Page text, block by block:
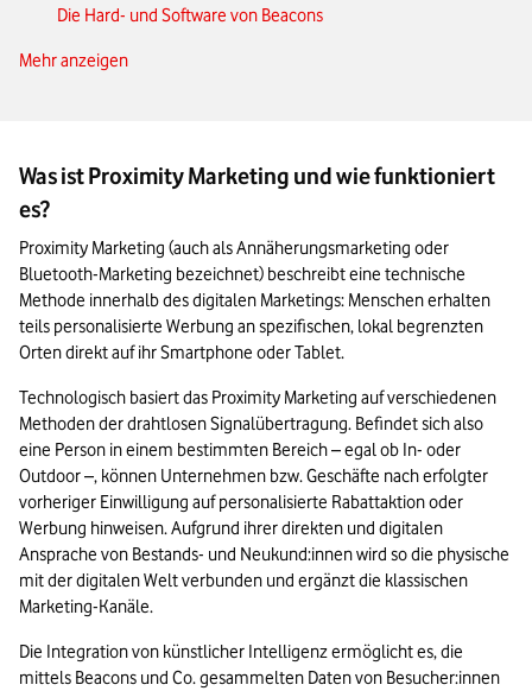
Die Hard- und Software von Beacons
Google Beacons & Co: Die Anbieter der Technik
Mehr anzeigen
Was ist Proximity Marketing und wie funktioniert
es?
Proximity Marketing (auch als Annäherungsmarketing oder
Bluetooth-Marketing bezeichnet) beschreibt eine technische
Methode innerhalb des digitalen Marketings: Menschen erhalten
teils personalisierte Werbung an spezifischen, lokal begrenzten
Orten direkt auf ihr Smartphone oder Tablet.
Technologisch basiert das Proximity Marketing auf verschiedenen
Methoden der drahtlosen Signalübertragung. Befindet sich also
eine Person in einem bestimmten Bereich – egal ob In- oder
Outdoor –, können Unternehmen bzw. Geschäfte nach erfolgter
vorheriger Einwilligung auf personalisierte Rabattaktion oder
Werbung hinweisen. Aufgrund ihrer direkten und digitalen
Ansprache von Bestands- und Neukund:innen wird so die physische
mit der digitalen Welt verbunden und ergänzt die klassischen
Marketing-Kanäle.
Die Integration von künstlicher Intelligenz ermöglicht es, die
mittels Beacons und Co. gesammelten Daten von Besucher:innen